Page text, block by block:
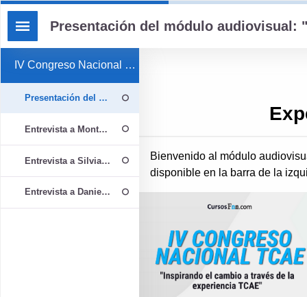
Presentación del módulo audiovisual:
IV Congreso Nacional TCAE GRUPO 8
Presentación del módulo audiovisual: "Experiencias TCAE
Entrevista a Montserrat Parra Reina - TCAE en el H.12 de Octubre
Entrevista a Silvia Martinez - TCAE en CEADAC
Entrevista a Daniel Urdiales - TCAE en HUFJD
Bienvenido al módulo
disponible en la barra de la